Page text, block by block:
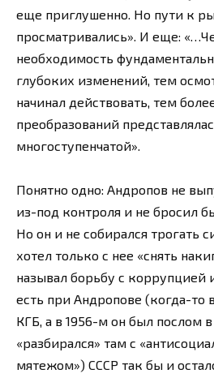
еще приглушенно. Но пути к
просматривались». И еще:
необходимость
глубоких изменений, тем
начинал действовать, тем
преобразований
многоступенчатой».
Понятно одно: Андропов не
из-под контроля и не бросил
Но он и не собирался трогать
хотел только с нее «снять
называл борьбу с коррупцией
есть при Андропове (когда-то
КГБ, а в 1956-м он был послом
«разбирался» там с
мятежом») СССР так бы и